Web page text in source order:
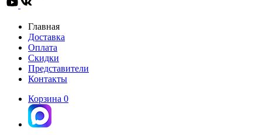
Главная
Доставка
Оплата
Скидки
Представители
Контакты
Корзина 0